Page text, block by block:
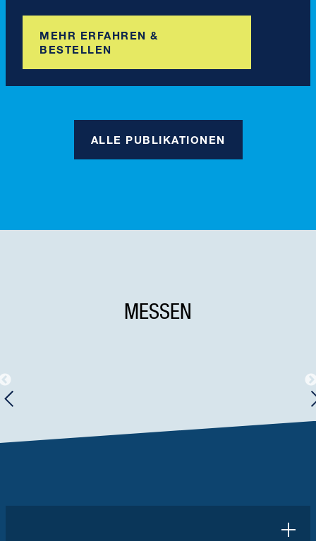
MEHR ERFAHREN &
BESTELLEN
ALLE PUBLIKATIONEN
MESSEN